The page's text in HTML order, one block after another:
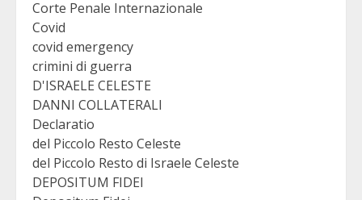
Corte Penale Internazionale
Covid
covid emergency
crimini di guerra
D'ISRAELE CELESTE
DANNI COLLATERALI
Declaratio
del Piccolo Resto Celeste
del Piccolo Resto di Israele Celeste
DEPOSITUM FIDEI